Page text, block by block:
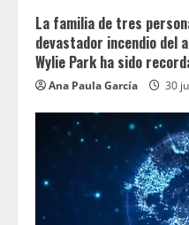
La familia de tres
devastador incendio del
Wylie Park ha sido
Ana Paula García 30